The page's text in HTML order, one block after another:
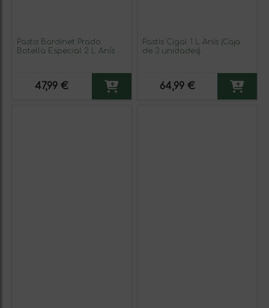
Pastis Bardinet Prado
Botella Especial 2 L Anís
47,99 €
Pastis Cigal 1 L Anís (Caja
de 3 unidades)
64,99 €